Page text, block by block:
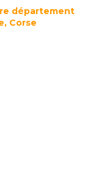
département
Corse